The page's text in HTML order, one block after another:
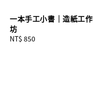
一本手工小書｜造紙工作
坊
Regular
NT$ 850